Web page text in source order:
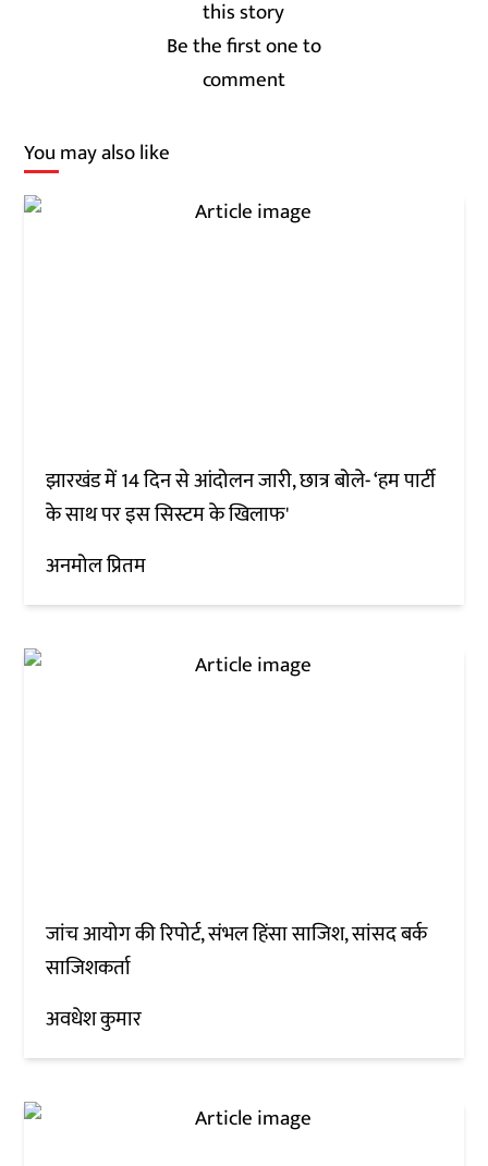
Be the first one to
comment
You may also like
झारखंड में 14 दिन से आंदोलन जारी, छात्र बोले- ‘हम पार्टी
के साथ पर इस सिस्टम के खिलाफ'
अनमोल प्रितम
जांच आयोग की रिपोर्ट, संभल हिंसा साजिश, सांसद बर्क
साजिशकर्ता
अवधेश कुमार